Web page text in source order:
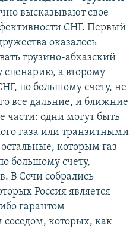
высказывают свое
СНГ. Первый
оказалось
грузино-абхазский
сценарию, а второму
по большому счету, не
все дальние, и ближние
части: одни могут быть
газа или транзитными
которым газ
большому счету,
В Сочи собрались
Россия является
гарантом
соседом, которых, как